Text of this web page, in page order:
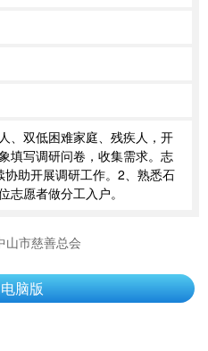
、双低困难家庭、残疾人，开
填写调研问卷，收集需求。志
助开展调研工作。2、熟悉石
志愿者做分工入户。
山市慈善总会
脑版